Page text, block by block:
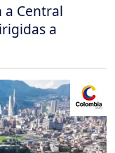
a Central
a